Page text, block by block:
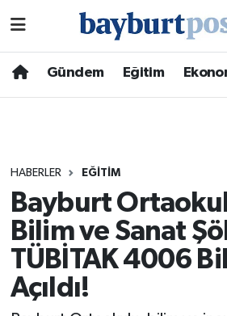
Gündem Eğitim
HABERLER EĞITIM
Bayburt
Bilim ve Sanat
TÜBİTAK 4006
Açıldı!
Hava Durumu
Süper Lig Puan Durumu ve
Tüm Manşetler